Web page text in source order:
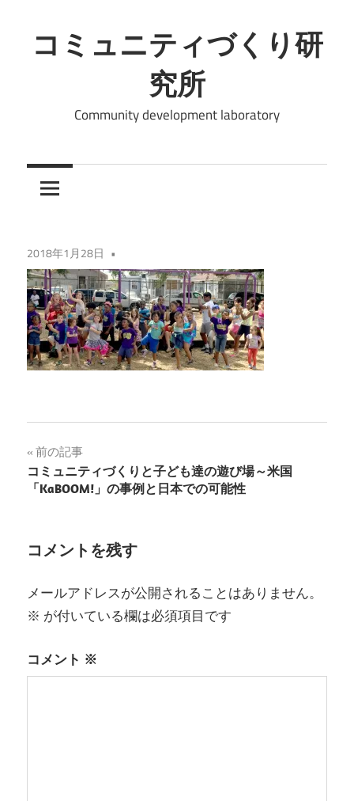
ン
テ
キ
コミュニティづくり研
究所
Community development laboratory
2018年1月28日
投
稿
ビ
ゲ
ー
ョ
前の記事
コミュニティづくりと子ども達の遊び場～米国
「KaBOOM!」の事例と日本での可能性
コメントを残す
メールアドレスが公開されることはありません。
※ が付いている欄は必須項目です
コメント ※